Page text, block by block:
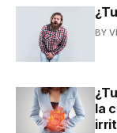
BY
la